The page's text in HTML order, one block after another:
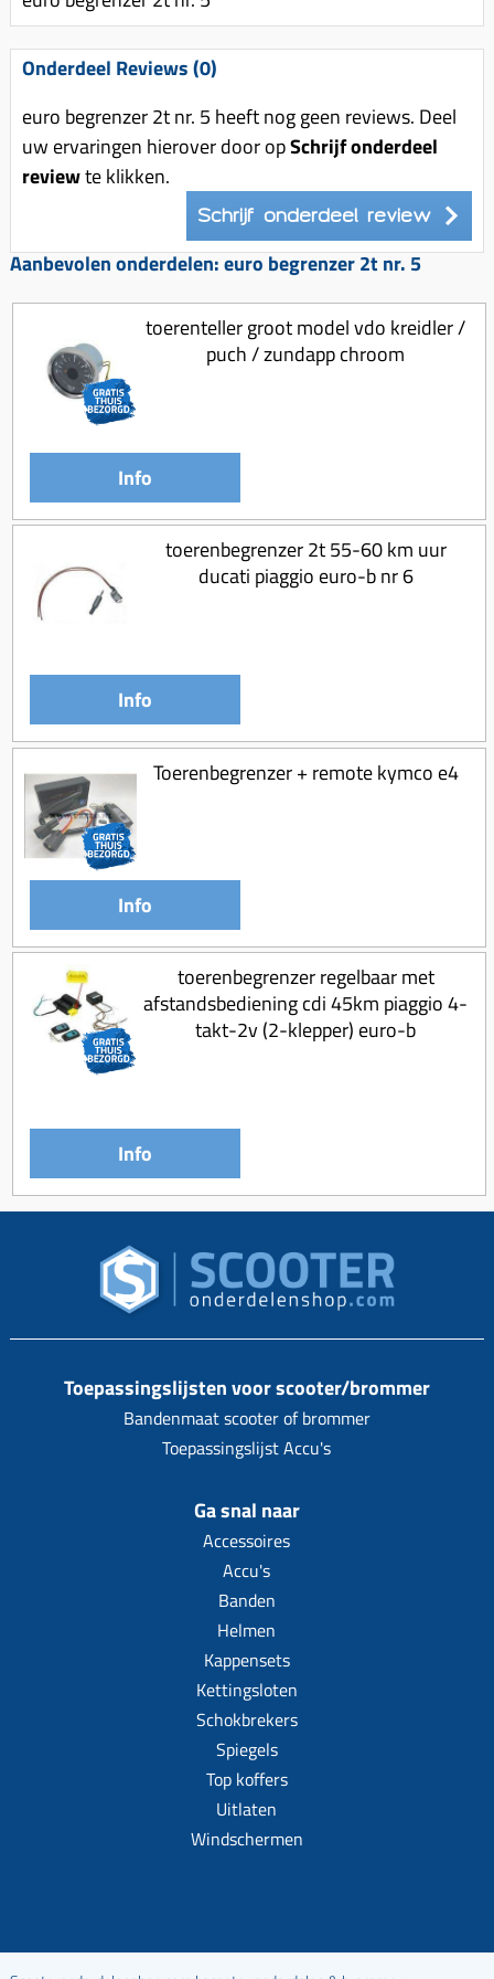
Uitlaat bocht
Radiateur (delen)
Waterpomp (delen)
V-snaren
Variateur (delen)
Voor tandwielen
Zuigers
Origineel zuigers
Tomos opvoeren (kits)
Koppeling compleet
Koppeling trekveer
Ketting / tandwiel
Remsegmenten
Remklauw (delen)
Voorrem kabel
Voorvork
Zadel
Standaard
Kickstart (delen)
Voordragers
Windschermen
Zadel
Gereedschap
Onderdeel Reviews (0)
euro begrenzer 2t nr. 5 heeft nog geen reviews. Deel
uw ervaringen hierover door opSchrijf onderdeel
reviewte klikken.
Schrijf onderdeel review
Aanbevolen onderdelen: euro begrenzer 2t nr. 5
toerenteller groot model vdo kreidler /
puch / zundapp chroom
Info
toerenbegrenzer 2t 55-60 km uur
ducati piaggio euro-b nr 6
Info
Toerenbegrenzer + remote kymco e4
Info
toerenbegrenzer regelbaar met
afstandsbediening cdi 45km piaggio 4-
takt-2v (2-klepper) euro-b
Info
Toepassingslijsten voor scooter/brommer
Bandenmaat scooter of brommer
Toepassingslijst Accu's
Ga snal naar
Accessoires
Accu's
Banden
Helmen
Kappensets
Kettingsloten
Schokbrekers
Spiegels
Top koffers
Uitlaten
Windschermen